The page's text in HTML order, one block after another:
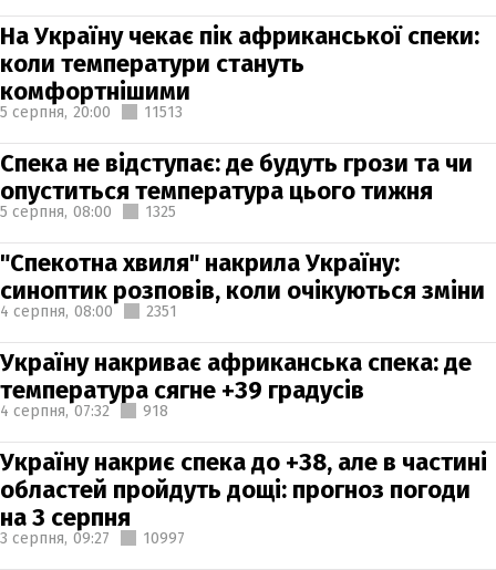
На Україну чекає пік африканської спеки:
коли температури стануть
комфортнішими
5 серпня, 20:00 11513
Спека не відступає: де будуть грози та чи
опуститься температура цього тижня
5 серпня, 08:00 1325
"Спекотна хвиля" накрила Україну:
синоптик розповів, коли очікуються зміни
4 серпня, 08:00 2351
Україну накриває африканська спека: де
температура сягне +39 градусів
4 серпня, 07:32 918
Україну накриє спека до +38, але в частині
областей пройдуть дощі: прогноз погоди
на 3 серпня
3 серпня, 09:27 10997